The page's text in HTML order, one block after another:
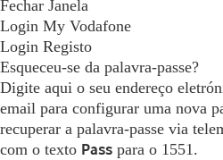
Fechar Janela
Login My Vodafone
Login Registo
Esqueceu-se da palavra-passe?
Digite aqui o seu endereço
email para configurar uma nova
recuperar a palavra-passe via
com o texto Pass para o 1551.